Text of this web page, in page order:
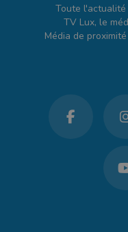
Toute l'actualité
TV Lux, le
Média de